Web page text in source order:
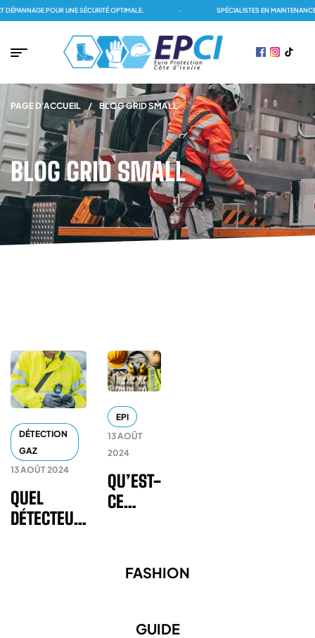
POUR UNE SÉCURITÉ OPTIMALE. SPÉCIALISTES EN MAINTENANCE
BLOG GRID SMALL
PAGE D'ACCUEIL / BLOG GRID SMALL
FASHION
GUIDE
DÉTECTION
GAZ
13 AOÛT 2024
QUEL
DÉTECTEUR
EPI
13 AOÛT
2024
QU’EST-
CE